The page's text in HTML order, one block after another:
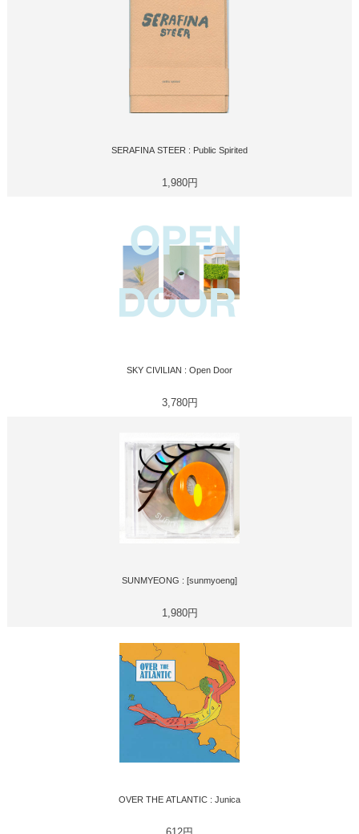
SERAFINA STEER : Public Spirited
1,980円
SKY CIVILIAN : Open Door
3,780円
SUNMYEONG : [sunmyoeng]
1,980円
OVER THE ATLANTIC : Junica